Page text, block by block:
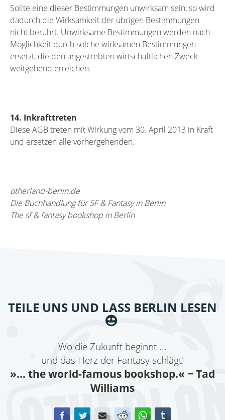
Sollte eine dieser Bestimmungen unwirksam sein, so wird
dadurch die Wirksamkeit der übrigen Bestimmungen
nicht berührt. Unwirksame Bestimmungen werden nach
Möglichkeit durch solche wirksamen Bestimmungen
ersetzt, die den angestrebten wirtschaftlichen Zweck
weitgehend erreichen.
14. Inkrafttreten
Diese AGB treten mit Wirkung vom 30. April 2013 in Kraft
und ersetzen alle vorhergehenden.
otherland-berlin.de
Die Buchhandlung für SF & Fantasy in Berlin
The sf & fantasy bookshop in Berlin
TEILE UNS UND LASS BERLIN LESEN
Wo die Zukunft beginnt ...
und das Herz der Fantasy schlägt!
»... the world-famous bookshop.« − Tad
Williams
FacebookTwitterE-mail Reddit WhatsApp